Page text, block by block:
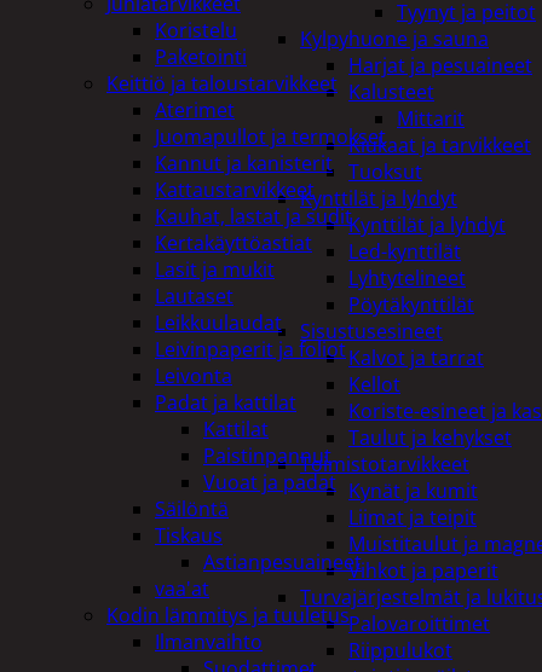
Tyynyt ja peitot
Kylpyhuone ja sauna
Harjat ja pesuaineet
Kalusteet
Mittarit
Kiukaat ja tarvikkeet
Tuoksut
Kynttilät ja lyhdyt
Kynttilät ja lyhdyt
Led-kynttilät
Lyhtytelineet
Pöytäkynttilät
Sisustusesineet
Kalvot ja tarrat
Kellot
Koriste-esineet ja
Taulut ja kehykset
Toimistotarvikkeet
Kynät ja kumit
Liimat ja teipit
Muistitaulut ja
Vihkot ja paperit
Turvajärjestelmät ja
Palovaroittimet
Riippulukot
Koristelu
Paketointi
Keittiö ja taloustarvikkeet
Aterimet
Juomapullot ja termokset
Kannut ja kanisterit
Kattaustarvikkeet
Kauhat, lastat ja sudit
Kertakäyttöastiat
Lasit ja mukit
Lautaset
Leikkuulaudat
Leivinpaperit ja foliot
Leivonta
Padat ja kattilat
Kattilat
Paistinpannut
Vuoat ja padat
Säilöntä
Tiskaus
Astianpesuaineet
vaa'at
Kodin lämmitys ja tuuletus
Ilmanvaihto